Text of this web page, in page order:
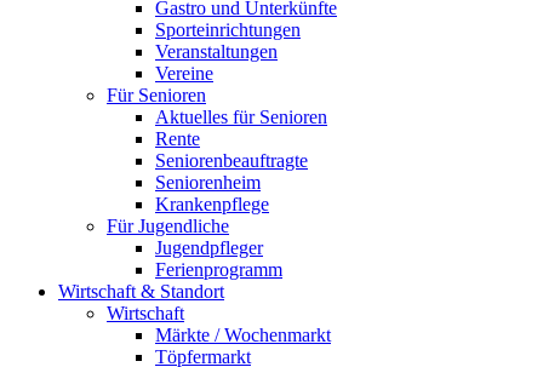
Gastro und Unterkünfte
Sporteinrichtungen
Veranstaltungen
Vereine
Für Senioren
Aktuelles für Senioren
Rente
Seniorenbeauftragte
Seniorenheim
Krankenpflege
Für Jugendliche
Jugendpfleger
Ferienprogramm
Wirtschaft & Standort
Wirtschaft
Märkte / Wochenmarkt
Töpfermarkt